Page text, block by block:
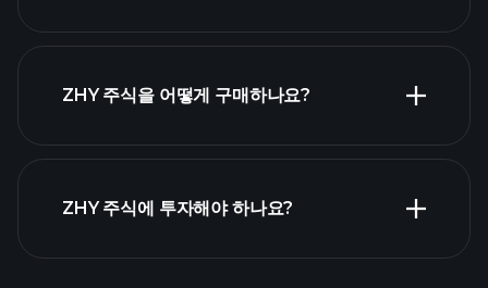
ZHY 주식을 어떻게 구매하나요?
ZHY 주식에 투자해야 하나요?